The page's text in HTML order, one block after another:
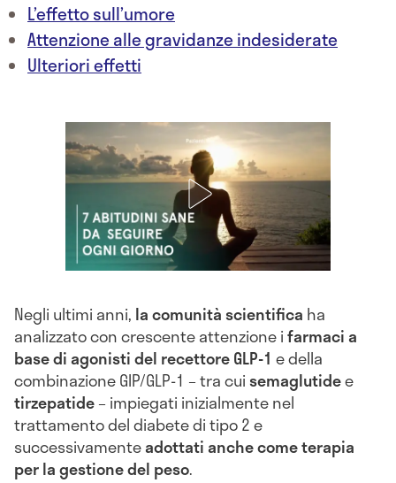
L’effetto sull’umore
Attenzione alle gravidanze indesiderate
Ulteriori effetti
Negli ultimi anni, la comunità scientifica ha
analizzato con crescente attenzione ifarmaci a
base di agonisti del recettore GLP-1 e della
combinazione GIP/GLP-1 – tra cuisemaglutidee
tirzepatide– impiegati inizialmente nel
trattamento del diabete di tipo 2 e
successivamenteadottati anche come terapia
per la gestione del peso.